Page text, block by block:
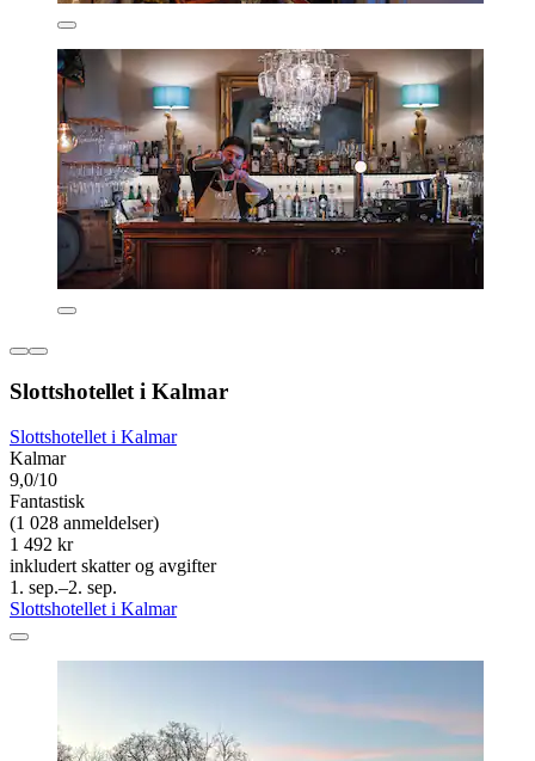
Slottshotellet i Kalmar
Slottshotellet i Kalmar
Kalmar
9,0/10
Fantastisk
(1 028 anmeldelser)
1 492 kr
inkludert skatter og avgifter
1. sep.–2. sep.
Slottshotellet i Kalmar